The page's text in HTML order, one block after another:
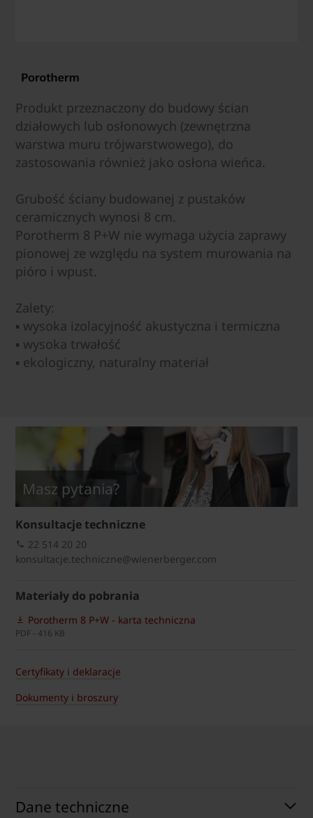
Produkt przeznaczony do budowy ścian
działowych lub osłonowych (zewnętrzna
warstwa muru trójwarstwowego), do
zastosowania również jako osłona wieńca.
Grubość ściany budowanej z pustaków
ceramicznych wynosi 8 cm.
Porotherm 8 P+W nie wymaga użycia zaprawy
pionowej ze względu na system murowania na
pióro i wpust.
Zalety:
▪ wysoka izolacyjność akustyczna i termiczna
▪ wysoka trwałość
▪ ekologiczny, naturalny materiał
Masz pytania?
Konsultacje techniczne
22 514 20 20
konsultacje.techniczne@wienerberger.com
Materiały do pobrania
Porotherm 8 P+W - karta techniczna
PDF - 416 KB
Certyfikaty i deklaracje
Dokumenty i broszury
Dane techniczne